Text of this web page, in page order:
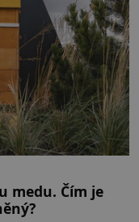
medu. Čím je